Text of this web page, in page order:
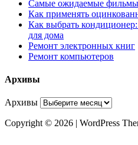
Самые ожидаемые фильмы
Как применять
Как выбрать
для дома
Ремонт электронных книг
Ремонт компьютеров
Архивы
Архивы
Copyright © 2026 | WordPress